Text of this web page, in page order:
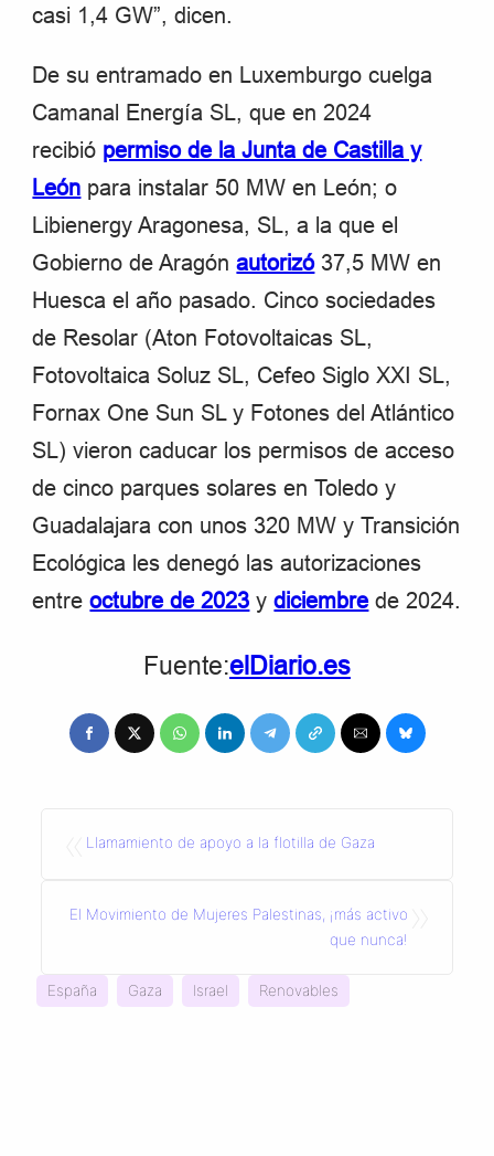
casi 1,4 GW”, dicen.
De su entramado en Luxemburgo cuelga
Camanal Energía SL, que en 2024
recibió permiso de la Junta de Castilla y
León para instalar 50 MW en León; o
Libienergy Aragonesa, SL, a la que el
Gobierno de Aragónautorizó37,5 MW en
Huesca el año pasado. Cinco sociedades
de Resolar (Aton Fotovoltaicas SL,
Fotovoltaica Soluz SL, Cefeo Siglo XXI SL,
Fornax One Sun SL y Fotones del Atlántico
SL) vieron caducar los permisos de acceso
de cinco parques solares en Toledo y
Guadalajara con unos 320 MW y Transición
Ecológica les denegó las autorizaciones
entreoctubre de 2023 ydiciembrede 2024.
Fuente:el Diario.es
Llamamiento de apoyo a la flotilla de Gaza
El Movimiento de Mujeres Palestinas, ¡más activo
que nunca!
España Gaza Israel Renovables